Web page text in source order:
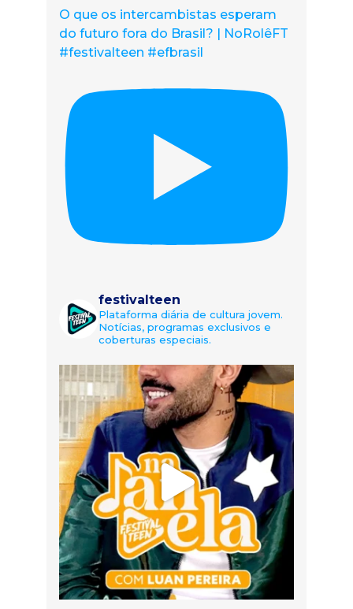
O que os intercambistas esperam
do futuro fora do Brasil? | NoRolêFT
#festivalteen #efbrasil
festivalteen
Plataforma diária de cultura jovem.
Notícias, programas exclusivos e
coberturas especiais.